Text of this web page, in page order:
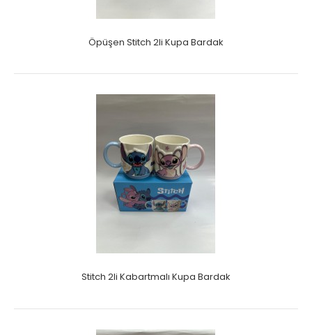
Öpüşen Stitch 2li Kupa Bardak
Stitch 2li Kabartmalı Kupa Bardak